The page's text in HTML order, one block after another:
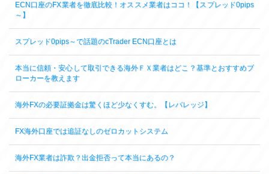
ECN口座のFX業者を徹底比較！オススメ業者はココ！【スプレッド0pips
～】
スプレッド0pips～で話題のcTrader ECN口座とは
本当に信頼・安心して取引できる海外ＦＸ業者はどこ？基準とおすすめブ
ローカーを教えます
海外FXの必要証拠金は驚くほど少なくすむ。【レバレッジ】
FX海外口座では追証なしのゼロカットシステム
海外FX業者は詐欺？出金拒否って本当にあるの？